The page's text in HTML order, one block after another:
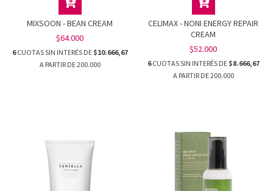
MIXSOON - BEAN CREAM
$64.000
6CUOTAS SIN INTERÉS DE $10.666,67
CELIMAX - NONI ENERGY REPAIR
CREAM
$52.000
6CUOTAS SIN INTERÉS DE $8.666,67